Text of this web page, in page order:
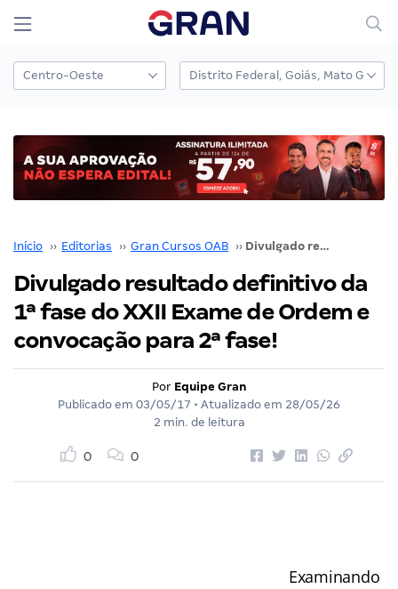
Início ›› Editorias ›› Gran Cursos OAB ›› Divulgado resultado definitivo da 1ª fase do XXII Exame de Ordem e convocação para 2ª fase!
Divulgado resultado definitivo da
1ª fase do XXII Exame de Ordem e
convocação para 2ª fase!
Por Equipe Gran
Publicado em 03/05/17 • Atualizado em 28/05/26
2 min. de leitura
0 0
Examinando